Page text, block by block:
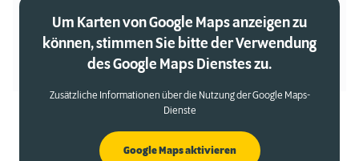
Um Karten von Google Maps anzeigen zu
können, stimmen Sie bitte der Verwendung
des Google Maps Dienstes zu.
Zusätzliche Informationen über die Nutzung der Google Maps-
Dienste
Google Maps aktivieren